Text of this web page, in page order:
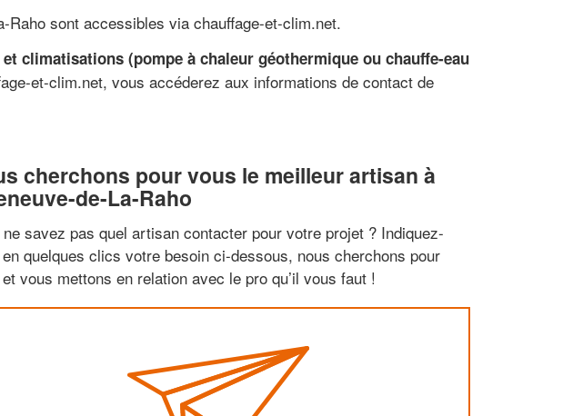
Raho sont accessibles via chauffage-et-clim.net.
climatisations (pompe à chaleur géothermique ou chauffe-eau
et-clim.net, vous accéderez aux informations de contact de
cherchons pour vous le meilleur artisan à
de-La-Raho
ne savez pas quel artisan contacter pour votre projet ? Indiquez-
quelques clics votre besoin ci-dessous, nous cherchons pour
vous mettons en relation avec le pro qu’il vous faut !